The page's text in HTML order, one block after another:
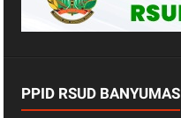
PPID RSUD BANYUMAS